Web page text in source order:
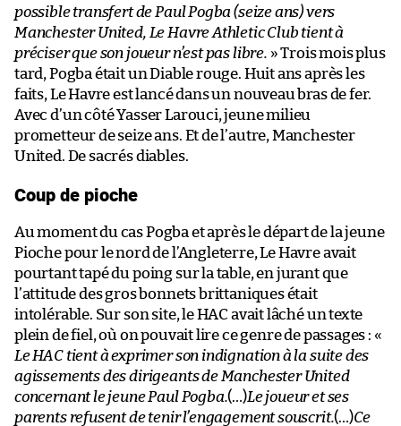
possible transfert de Paul Pogba (seize ans) vers
Manchester United, Le Havre Athletic Club tient à
préciser que son joueur n’est pas libre. » Trois mois plus
tard, Pogba était un Diable rouge. Huit ans après les
faits, Le Havre est lancé dans un nouveau bras de fer.
Avec d’un côté Yasser Larouci, jeune milieu
prometteur de seize ans. Et de l’autre, Manchester
United. De sacrés diables.
Coup de pioche
Au moment du cas Pogba et après le départ de la jeune
Pioche pour le nord de l’Angleterre, Le Havre avait
pourtant tapé du poing sur la table, en jurant que
l’attitude des gros bonnets brittaniques était
intolérable. Sur son site, le HAC avait lâché un texte
plein de fiel, où on pouvait lire ce genre de passages : «
Le HAC tient à exprimer son indignation à la suite des
agissements des dirigeants de Manchester United
concernant le jeune Paul Pogba.(…)Le joueur et ses
parents refusent de tenir l’engagement souscrit.(…)Ce